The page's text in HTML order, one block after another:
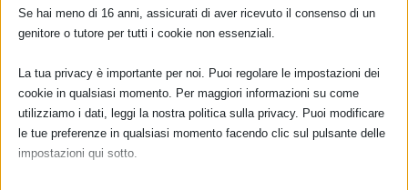
FARMACI IN ALLATTAMENTO E
GRAVIDANZA
NUMERO VERDE GRATUITO
800.883300
Maggiori informazioni
Se hai meno di 16 anni, assicurati di aver ricevuto il consenso di un
genitore o tutore per tutti i cookie non essenziali.
La tua privacy è importante per noi. Puoi regolare le impostazioni dei
cookie in qualsiasi momento. Per maggiori informazioni su come
utilizziamo i dati, leggi la nostra politica sulla privacy. Puoi modificare
le tue preferenze in qualsiasi momento facendo clic sul pulsante delle
impostazioni qui sotto.